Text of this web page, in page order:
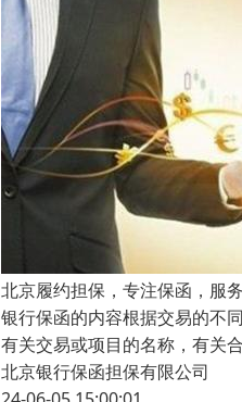
北京履约担保，专注保函，服
银行保函的内容根据交易的不
有关交易或项目的名称，有关
北京银行保函担保有限公司